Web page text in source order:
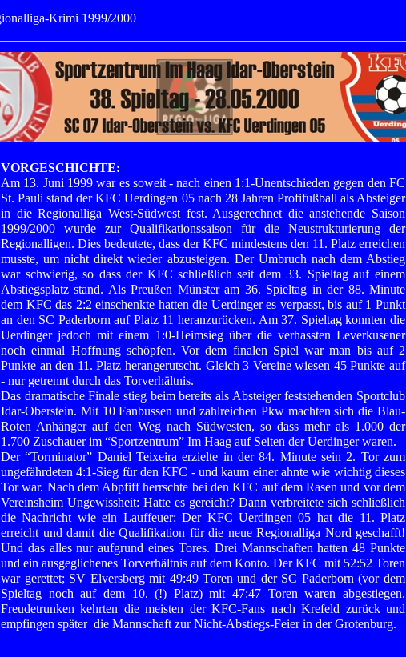
VORGESCHICHTE:
Am 13. Juni 1999 war es soweit - nach einen 1:1-Unentschieden gegen den FC
St. Pauli stand der KFC Uerdingen 05 nach 28 Jahren Profifußball als Absteiger
in die Regionalliga West-Südwest fest. Ausgerechnet die anstehende Saison
1999/2000 wurde zur Qualifikationssaison für die Neustrukturierung der
Regionalligen. Dies bedeutete, dass der KFC mindestens den 11. Platz erreichen
musste, um nicht direkt wieder abzusteigen. Der Umbruch nach dem Abstieg
war schwierig, so dass der KFC schließlich seit dem 33. Spieltag auf einem
Abstiegsplatz stand. Als Preußen Münster am 36. Spieltag in der 88. Minute
dem KFC das 2:2 einschenkte hatten die Uerdinger es verpasst, bis auf 1 Punkt
an den SC Paderborn auf Platz 11 heranzurücken. Am 37. Spieltag konnten die
Uerdinger jedoch mit einem 1:0-Heimsieg über die verhassten Leverkusener
noch einmal Hoffnung schöpfen. Vor dem finalen Spiel war man bis auf 2
Punkte an den 11. Platz herangerutscht. Gleich 3 Vereine wiesen 45 Punkte auf
- nur getrennt durch das Torverhältnis.
Das dramatische Finale stieg beim bereits als Absteiger feststehenden Sportclub
Idar-Oberstein. Mit 10 Fanbussen und zahlreichen Pkw machten sich die Blau-
Roten Anhänger auf den Weg nach Südwesten, so dass mehr als 1.000 der
1.700 Zuschauer im “Sportzentrum” Im Haag auf Seiten der Uerdinger waren.
Der “Torminator” Daniel Teixeira erzielte in der 84. Minute sein 2. Tor zum
ungefährdeten 4:1-Sieg für den KFC - und kaum einer ahnte wie wichtig dieses
Tor war. Nach dem Abpfiff herrschte bei den KFC auf dem Rasen und vor dem
Vereinsheim Ungewissheit: Hatte es gereicht? Dann verbreitete sich schließlich
die Nachricht wie ein Lauffeuer: Der KFC Uerdingen 05 hat die 11. Platz
erreicht und damit die Qualifikation für die neue Regionalliga Nord geschafft!
Und das alles nur aufgrund eines Tores. Drei Mannschaften hatten 48 Punkte
und ein ausgeglichenes Torverhältnis auf dem Konto. Der KFC mit 52:52 Toren
war gerettet; SV Elversberg mit 49:49 Toren und der SC Paderborn (vor dem
Spieltag noch auf dem 10. (!) Platz) mit 47:47 Toren waren abgestiegen.
Freudetrunken kehrten die meisten der KFC-Fans nach Krefeld zurück und
empfingen später die Mannschaft zur Nicht-Abstiegs-Feier in der Grotenburg.